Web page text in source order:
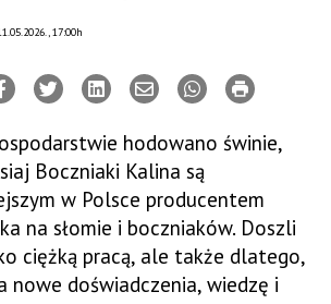
17:00h
hodowano świnie,
Boczniaki Kalina są
w Polsce producentem
na słomie i boczniaków. Doszli
ciężką pracą, ale także dlatego,
nowe doświadczenia, wiedzę i